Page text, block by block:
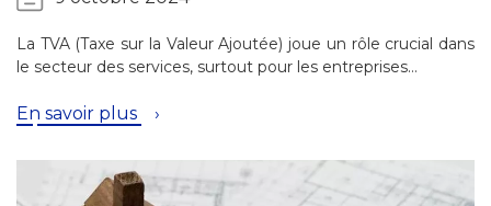
La TVA (Taxe sur la Valeur Ajoutée) joue un rôle crucial dans
le secteur des services, surtout pour les entreprises…
En savoir plus